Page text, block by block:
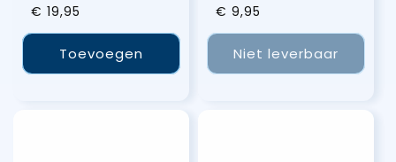
Normale
prijs
€ 19,95
Toevoegen
Normale
prijs
€ 9,95
Niet leverbaar